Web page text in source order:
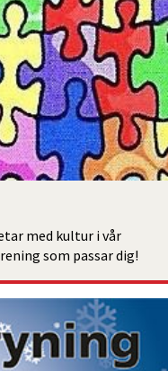
med kultur i vår
som passar dig!